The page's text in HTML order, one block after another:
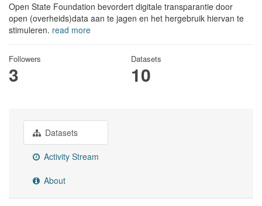
Open State Foundation bevordert digitale transparantie door
open (overheids)data aan te jagen en het hergebruik hiervan te
stimuleren. read more
Followers
3
Datasets
10
Datasets
Activity Stream
About